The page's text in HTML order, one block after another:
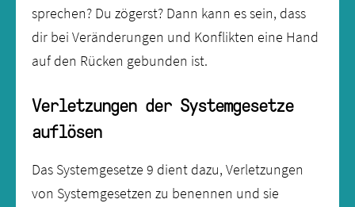
sprechen? Du zögerst? Dann kann es sein, dass
dir bei Veränderungen und Konflikten eine Hand
auf den Rücken gebunden ist.
Verletzungen der Systemgesetze
auflösen
Das Systemgesetze 9 dient dazu, Verletzungen
von Systemgesetzen zu benennen und sie